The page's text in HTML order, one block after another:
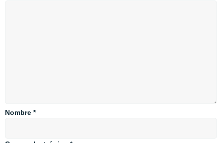
Nombre *